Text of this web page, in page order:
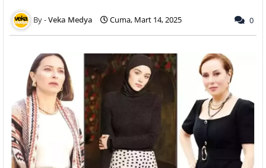
Veka Medya Cuma, Mart 14, 2025 0